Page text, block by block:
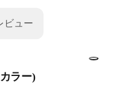
ビュー
ラー)